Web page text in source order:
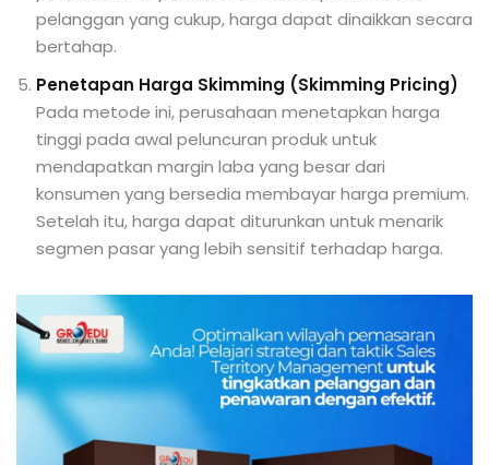
pelanggan yang cukup, harga dapat dinaikkan secara
bertahap.
Penetapan Harga Skimming (Skimming Pricing)
Pada metode ini, perusahaan menetapkan harga
tinggi pada awal peluncuran produk untuk
mendapatkan margin laba yang besar dari
konsumen yang bersedia membayar harga premium.
Setelah itu, harga dapat diturunkan untuk menarik
segmen pasar yang lebih sensitif terhadap harga.